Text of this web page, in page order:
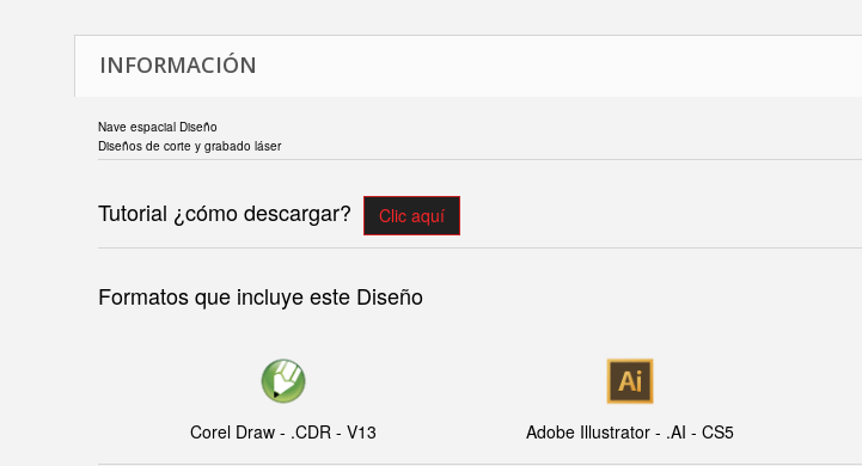
INFORMACIÓN
Nave espacial Diseño
Diseños de corte y grabado láser
Tutorial ¿cómo descargar? Clic aquí
Formatos que incluye este Diseño
Corel Draw - .CDR - V13 Adobe Illustrator - .AI - CS5